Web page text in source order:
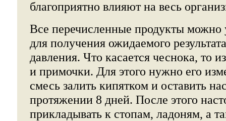
благоприятно влияют на весь
Все перечисленные продукты можно
для получения ожидаемого
давления. Что касается чеснока, то
и примочки. Для этого нужно его
смесь залить кипятком и оставить
протяжении 8 дней. После этого
прикладывать к стопам, ладоням, а